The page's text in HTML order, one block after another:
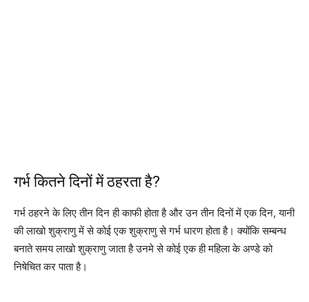
गर्भ कितने दिनों में ठहरता है?
गर्भ ठहरने के लिए तीन दिन ही काफी होता है और उन तीन दिनों में एक दिन, यानी
की लाखो शुक्राणु में से कोई एक शुक्राणु से गर्भ धारण होता है। क्योंकि सम्बन्ध
बनाते समय लाखो शुक्राणु जाता है उनमे से कोई एक ही महिला के अण्डे को
निषेचित कर पाता है।